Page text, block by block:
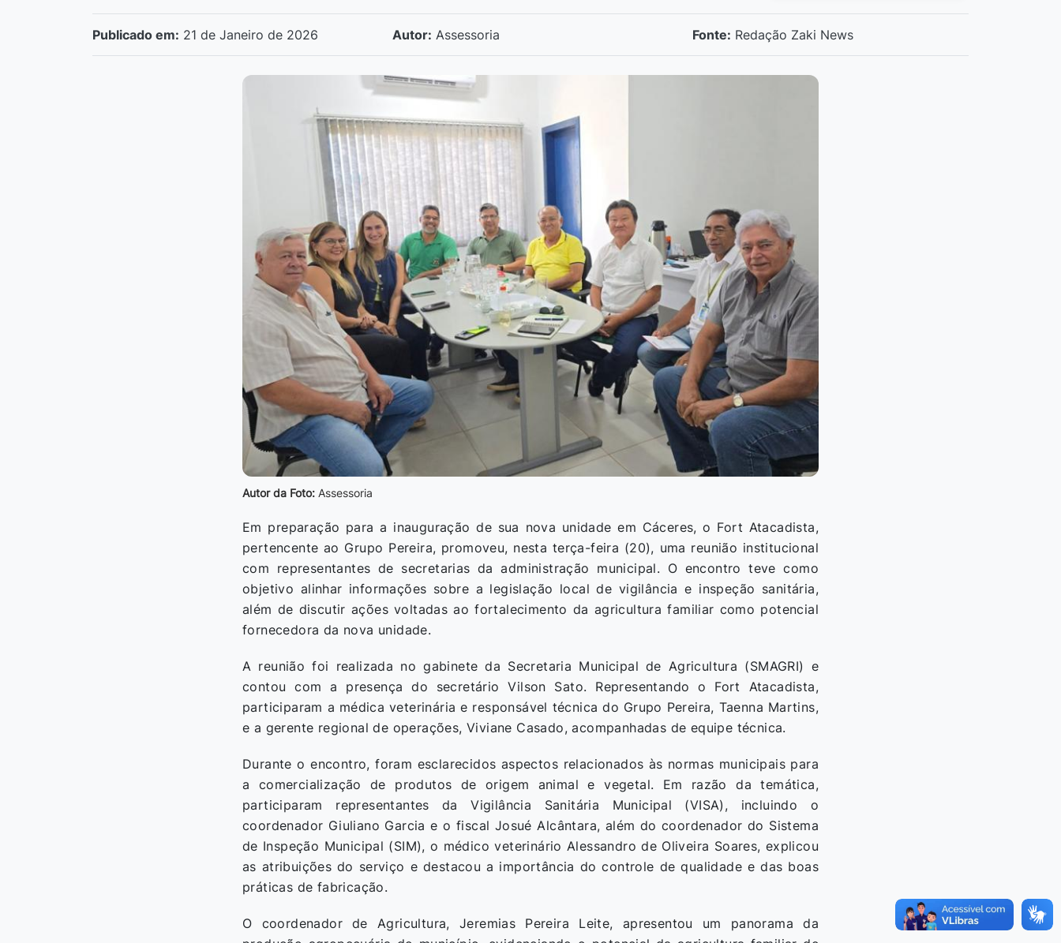
Publicado em: 21 de Janeiro de 2026 Autor: Assessoria Fonte: Redação Zaki News
Autor da Foto: Assessoria
Em preparação para a inauguração de sua nova unidade em Cáceres, o Fort Atacadista,
pertencente ao Grupo Pereira, promoveu, nesta terça-feira (20), uma reunião institucional
com representantes de secretarias da administração municipal. O encontro teve como
objetivo alinhar informações sobre a legislação local de vigilância e inspeção sanitária,
além de discutir ações voltadas ao fortalecimento da agricultura familiar como potencial
fornecedora da nova unidade.
A reunião foi realizada no gabinete da Secretaria Municipal de Agricultura (SMAGRI) e
contou com a presença do secretário Vilson Sato. Representando o Fort Atacadista,
participaram a médica veterinária e responsável técnica do Grupo Pereira, Taenna Martins,
e a gerente regional de operações, Viviane Casado, acompanhadas de equipe técnica.
Durante o encontro, foram esclarecidos aspectos relacionados às normas municipais para
a comercialização de produtos de origem animal e vegetal. Em razão da temática,
participaram representantes da Vigilância Sanitária Municipal (VISA), incluindo o
coordenador Giuliano Garcia e o fiscal Josué Alcântara, além do coordenador do Sistema
de Inspeção Municipal (SIM), o médico veterinário Alessandro de Oliveira Soares, explicou
as atribuições do serviço e destacou a importância do controle de qualidade e das boas
práticas de fabricação.
O coordenador de Agricultura, Jeremias Pereira Leite, apresentou um panorama da